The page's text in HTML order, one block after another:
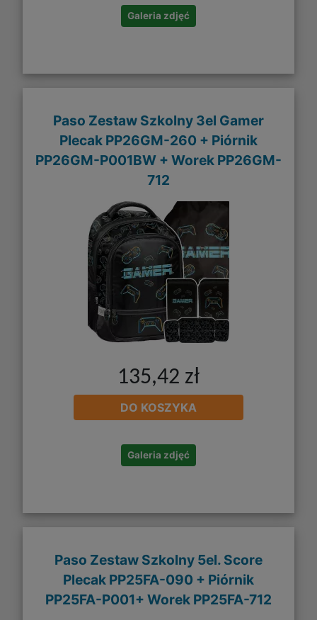
Galeria zdjęć
Paso Zestaw Szkolny 3el Gamer
Plecak PP26GM-260 + Piórnik
PP26GM-P001BW + Worek PP26GM-
712
135,42 zł
DO KOSZYKA
Galeria zdjęć
Paso Zestaw Szkolny 5el. Score
Plecak PP25FA-090 + Piórnik
PP25FA-P001+ Worek PP25FA-712